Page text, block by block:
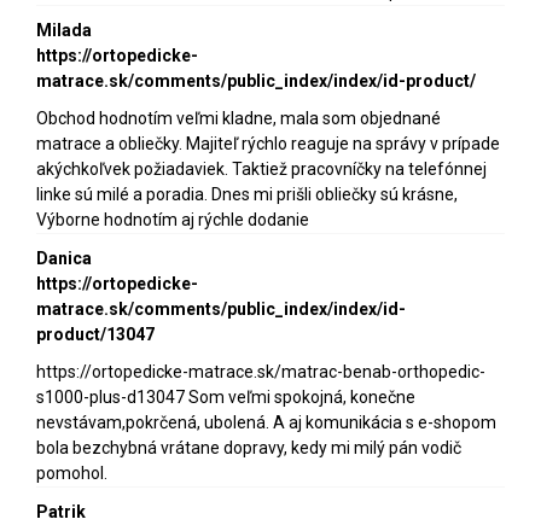
Milada
https://ortopedicke-
matrace.sk/comments/public_index/index/id-product/
Obchod hodnotím veľmi kladne, mala som objednané
matrace a obliečky. Majiteľ rýchlo reaguje na správy v prípade
akýchkoľvek požiadaviek. Taktiež pracovníčky na telefónnej
linke sú milé a poradia. Dnes mi prišli obliečky sú krásne,
Výborne hodnotím aj rýchle dodanie
Danica
https://ortopedicke-
matrace.sk/comments/public_index/index/id-
product/13047
https://ortopedicke-matrace.sk/matrac-benab-orthopedic-
s1000-plus-d13047 Som veľmi spokojná, konečne
nevstávam,pokrčená, ubolená. A aj komunikácia s e-shopom
bola bezchybná vrátane dopravy, kedy mi milý pán vodič
pomohol.
Patrik